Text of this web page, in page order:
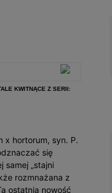
KWITNĄCE Z SERII:
x hortorum, syn. P.
się
samej „stajni
rozmnażana z
ostatnia nowość